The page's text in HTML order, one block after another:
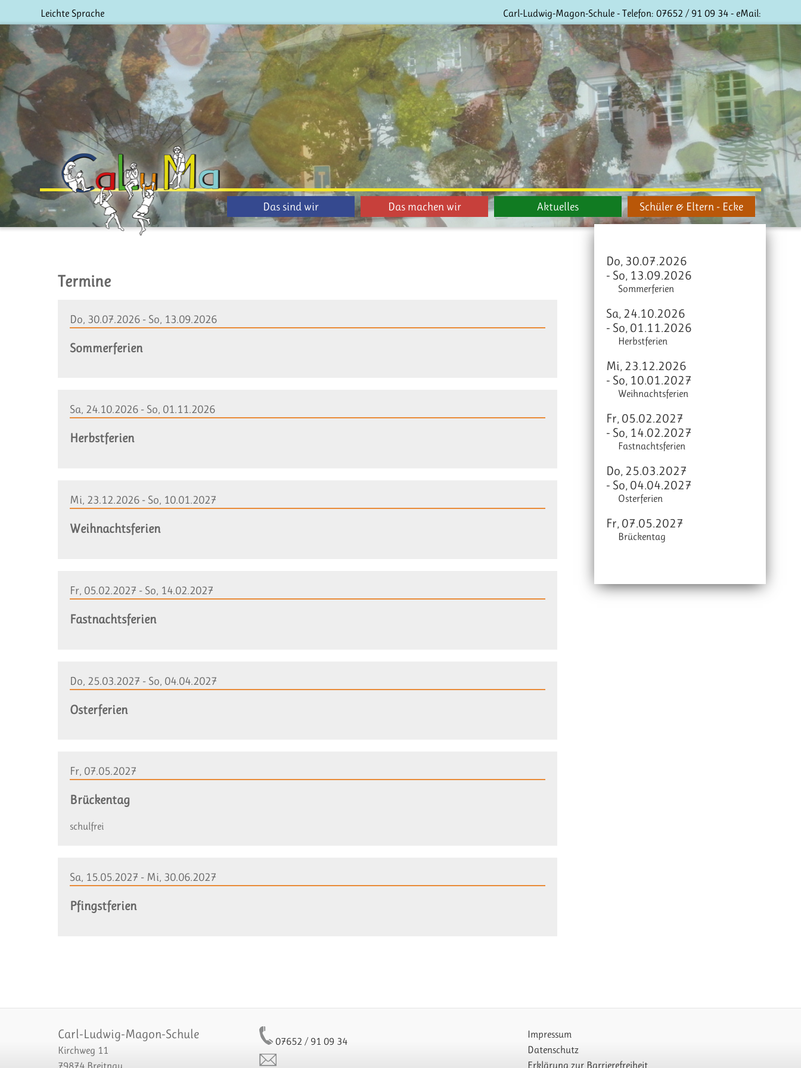
Leichte Sprache Carl-Ludwig-Magon-Schule - Telefon: 07652 / 91 09 34 - eMail:
Das sind wir Das machen wir Aktuelles Schüler & Eltern - Ecke
Termine
Do, 30.07.2026 - So, 13.09.2026
Sommerferien
Sa, 24.10.2026 - So, 01.11.2026
Herbstferien
Mi, 23.12.2026 - So, 10.01.2027
Weihnachtsferien
Fr, 05.02.2027 - So, 14.02.2027
Fastnachtsferien
Do, 25.03.2027 - So, 04.04.2027
Osterferien
Fr, 07.05.2027
Brückentag
schulfrei
Sa, 15.05.2027 - Mi, 30.06.2027
Pfingstferien
Do, 30.07.2026
- So, 13.09.2026
Sommerferien
Sa, 24.10.2026
- So, 01.11.2026
Herbstferien
Mi, 23.12.2026
- So, 10.01.2027
Weihnachtsferien
Fr, 05.02.2027
- So, 14.02.2027
Fastnachtsferien
Do, 25.03.2027
- So, 04.04.2027
Osterferien
Fr, 07.05.2027
Brückentag
Carl-Ludwig-Magon-Schule
Kirchweg 11
79874 Breitnau
07652 / 91 09 34
Impressum
Datenschutz
Erklärung zur Barrierefreiheit